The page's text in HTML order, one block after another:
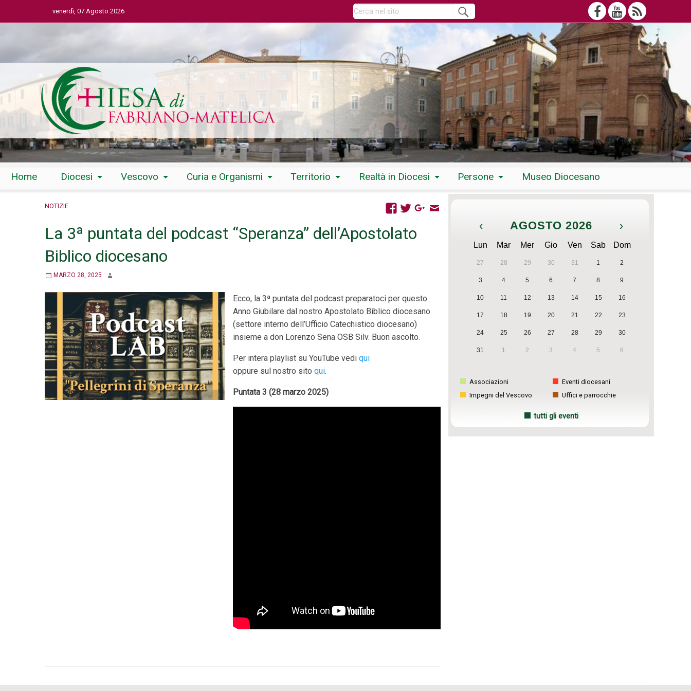
venerdì, 07 Agosto 2026
Home Diocesi Vescovo Curia e Organismi Territorio Realtà in Diocesi Persone Museo Diocesano
NOTIZIE
La 3ª puntata del podcast “Speranza” dell’Apostolato
Biblico diocesano
MARZO 28, 2025
Ecco, la 3ª puntata del podcast preparatoci per questo
Anno Giubilare dal nostro Apostolato Biblico diocesano
(settore interno dell’Ufficio Catechistico diocesano)
insieme a don Lorenzo Sena OSB Silv. Buon ascolto.
Per intera playlist su YouTube vedi qui
oppure sul nostro sito qui.
Puntata 3 (28 marzo 2025)
‹ AGOSTO 2026 ›
Lun Mar Mer Gio Ven Sab Dom
27 28 29 30 31 1 2
3 4 5 6 7 8 9
10 11 12 13 14 15 16
17 18 19 20 21 22 23
24 25 26 27 28 29 30
31 1 2 3 4 5 6
Associazioni
Eventi diocesani
Impegni del Vescovo
Uffici e parrocchie
tutti gli eventi